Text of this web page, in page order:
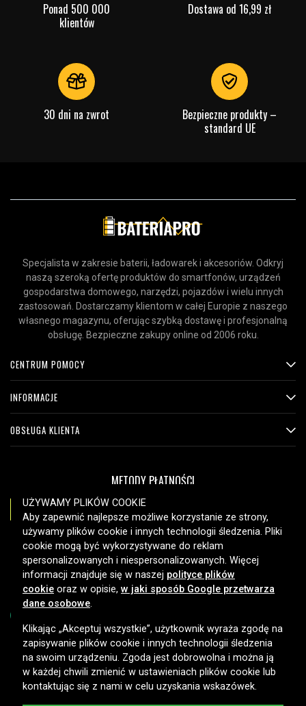
Ponad 500 000
klientów
Dostawa od 16,99 zł
30 dni na zwrot
Bezpieczne produkty –
standard UE
Specjalista w zakresie baterii, ładowarek i akcesoriów. Odkryj
naszą szeroką ofertę produktów do smartfonów, urządzeń
gospodarstwa domowego, narzędzi, pojazdów i wielu innych
zastosowań. Dostarczamy klientom w całej Europie z naszego
własnego magazynu, oferując szybką dostawę i profesjonalną
obsługę. Bezpieczne zakupy online od 2006 roku.
CENTRUM POMOCY
INFORMACJE
OBSŁUGA KLIENTA
METODY PŁATNOŚCI
OPCJE DOSTAWY
Copyright © 2026, Spares Nordic AB
UŻYWAMY PLIKÓW COOKIE
Aby zapewnić najlepsze możliwe korzystanie ze strony,
używamy plików cookie i innych technologii śledzenia. Pliki
cookie mogą być wykorzystywane do reklam
spersonalizowanych i niespersonalizowanych. Więcej
informacji znajduje się w naszej polityce plików
cookie oraz w opisie, w jaki sposób Google przetwarza
dane osobowe.
Klikając „Akceptuj wszystkie”, użytkownik wyraża zgodę na
zapisywanie plików cookie i innych technologii śledzenia
na swoim urządzeniu. Zgoda jest dobrowolna i można ją
w każdej chwili zmienić w ustawieniach plików cookie lub
kontaktując się z nami w celu uzyskania wskazówek.